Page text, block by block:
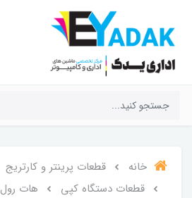
خانه
قطعات پرینتر و کارتریج
قطعات دستگاه کپی
هات رول